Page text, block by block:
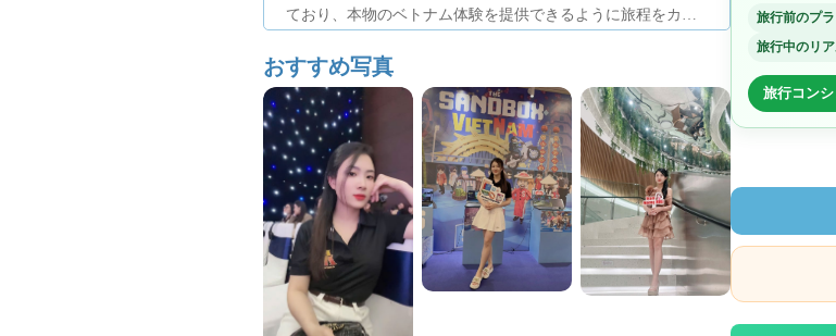
ており、本物のベトナム体験を提供できるように旅程をカス
い！
おすすめ写真
旅行前のプ
旅行中のリ
旅行コン